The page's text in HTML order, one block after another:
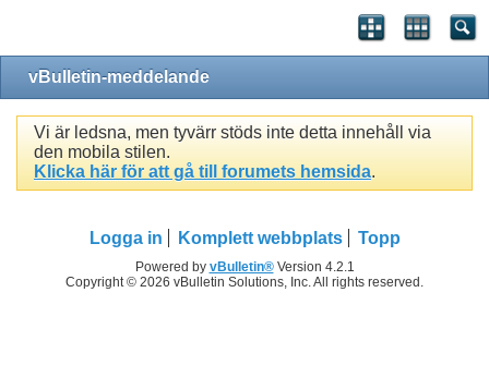
vBulletin-meddelande
Vi är ledsna, men tyvärr stöds inte detta innehåll via
den mobila stilen.
Klicka här för att gå till forumets hemsida.
Logga in Komplett webbplats Topp
Powered by vBulletin®Version 4.2.1
Copyright © 2026 vBulletin Solutions, Inc. All rights reserved.